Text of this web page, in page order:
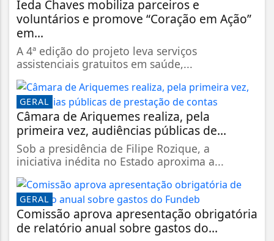
Ieda Chaves mobiliza parceiros e
voluntários e promove “Coração em Ação”
em...
A 4ª edição do projeto leva serviços
assistenciais gratuitos em saúde,...
GERAL
Câmara de Ariquemes realiza, pela
primeira vez, audiências públicas de...
Sob a presidência de Filipe Rozique, a
iniciativa inédita no Estado aproxima a...
GERAL
Comissão aprova apresentação obrigatória
de relatório anual sobre gastos do...